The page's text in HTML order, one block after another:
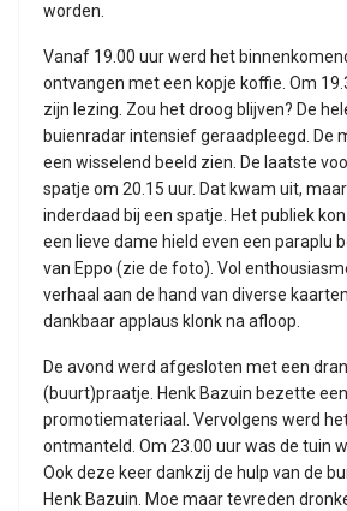
worden.
Vanaf 19.00 uur werd het
ontvangen met een kopje koffie. Om
zijn lezing. Zou het droog blijven? De
buienradar intensief geraadpleegd. De
een wisselend beeld zien. De laatste
spatje om 20.15 uur. Dat kwam uit,
inderdaad bij een spatje. Het publiek
een lieve dame hield even een paraplu
van Eppo (zie de foto). Vol
verhaal aan de hand van diverse
dankbaar applaus klonk na afloop.
De avond werd afgesloten met een
(buurt)praatje. Henk Bazuin bezette
promotiemateriaal. Vervolgens werd
ontmanteld. Om 23.00 uur was de tuin
Ook deze keer dankzij de hulp van de
Henk Bazuin. Moe maar tevreden